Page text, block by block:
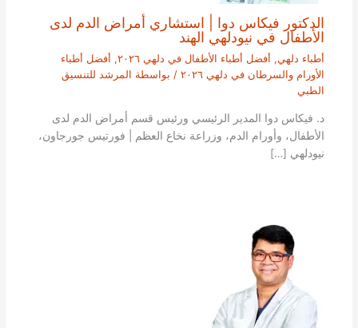
الدكتور فيكاس دوا | استشاري أمراض الدم لدى
الأطفال في نيودلهي الهند
أطباء دلهي, أفضل أطباء الأطفال في دلهي ٢٠٢٦ , أفضل أطباء
الأورام والسرطان في دلهي ٢٠٢٦
/ بواسطة المرشد للتنسيق
الطبي
د. فيكاس دوا المدير الرئيسي ورئيس قسم أمراض الدم لدى
الأطفال، وأورام الدم، وزراعة نخاع العظم | فورتيس جورجاون،
نيودلهي […]